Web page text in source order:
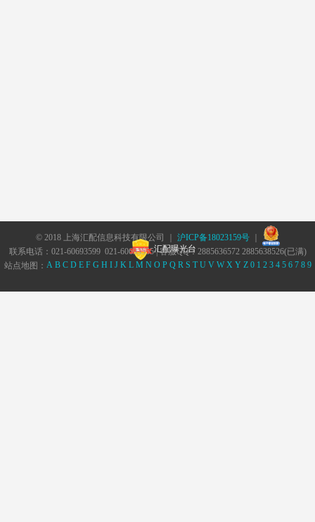
© 2018 上海汇配信息科技有限公司 ｜ 沪ICP备18023159号｜
汇配曝光台
联系电话：021-60693599 021-60693555 | 客服QQ：2885636572 2885638526(已满)
站点地图： A B C D E F G H I J K L M N O P Q R S T U V W X Y Z 0 1 2 3 4 5 6 7 8 9